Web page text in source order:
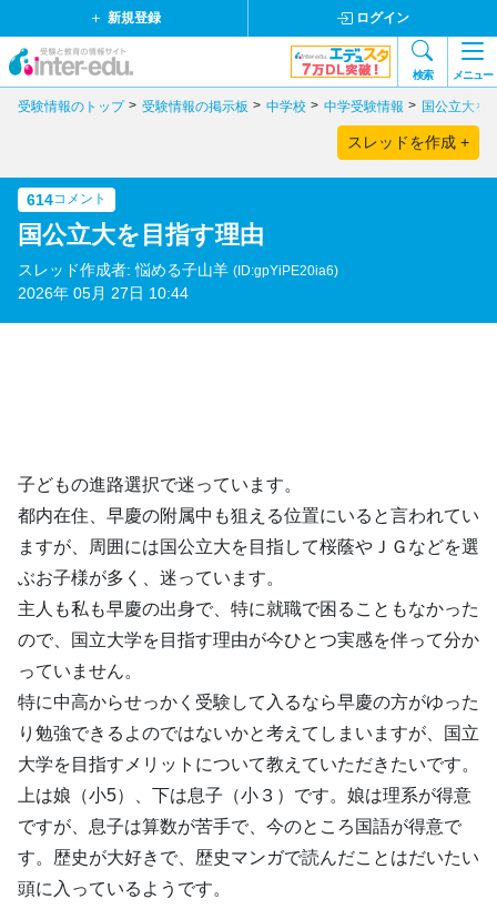
新規登録 ログイン
検索 メニュー
受験情報のトップ 受験情報の掲示板 中学校 中学受験情報 国公立大を
スレッドを作成 +
614コメント
国公立大を目指す理由
スレッド作成者: 悩める子山羊 (ID:gpYiPE20ia6)
2026年 05月 27日 10:44
子どもの進路選択で迷っています。
都内在住、早慶の附属中も狙える位置にいると言われてい
ますが、周囲には国公立大を目指して桜蔭やＪＧなどを選
ぶお子様が多く、迷っています。
主人も私も早慶の出身で、特に就職で困ることもなかった
ので、国立大学を目指す理由が今ひとつ実感を伴って分か
っていません。
特に中高からせっかく受験して入るなら早慶の方がゆった
り勉強できるよのではないかと考えてしまいますが、国立
大学を目指すメリットについて教えていただきたいです。
上は娘（小5）、下は息子（小３）です。娘は理系が得意
ですが、息子は算数が苦手で、今のところ国語が得意で
す。歴史が大好きで、歴史マンガで読んだことはだいたい
頭に入っているようです。